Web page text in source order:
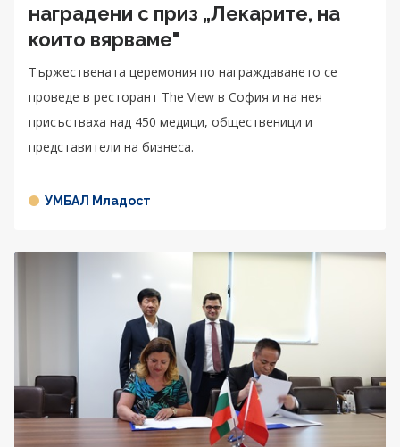
наградени с приз „Лекарите, на
които вярваме"
Тържествената церемония по награждаването се
проведе в ресторант The View в София и на нея
присъстваха над 450 медици, общественици и
представители на бизнеса.
УМБАЛ Младост